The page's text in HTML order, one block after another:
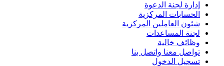
إدارة لجنة الدعوة
الحسابات المركزية
شئون العاملين المركزية
لجنة المساعدات
وظائف خالية
تواصل معنا واتصل بنا
تسجيل الدخول